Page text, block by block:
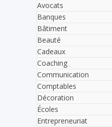
Avocats
Banques
Bâtiment
Beauté
Cadeaux
Coaching
Communication
Comptables
Décoration
Écoles
Entrepreneuriat